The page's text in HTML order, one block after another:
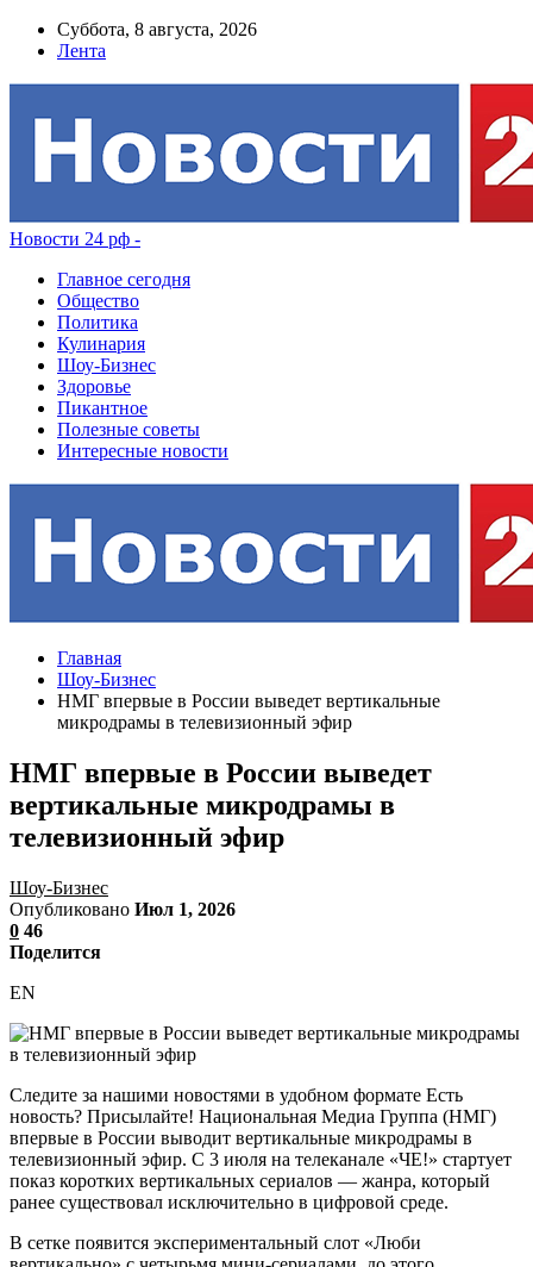
Суббота, 8 августа, 2026
Лента
Новости 24 рф -
Главное сегодня
Общество
Политика
Кулинария
Шоу-Бизнес
Здоровье
Пикантное
Полезные советы
Интересные новости
Главная
Шоу-Бизнес
НМГ впервые в России выведет вертикальные
микродрамы в телевизионный эфир
НМГ впервые в России выведет
вертикальные микродрамы в
телевизионный эфир
Шоу-Бизнес
Опубликовано Июл 1, 2026
0 46
Поделится
EN
Следите за нашими новостями в удобном формате Есть
новость? Присылайте! Национальная Медиа Группа (НМГ)
впервые в России выводит вертикальные микродрамы в
телевизионный эфир. С 3 июля на телеканале «ЧЕ!» стартует
показ коротких вертикальных сериалов — жанра, который
ранее существовал исключительно в цифровой среде.
В сетке появится экспериментальный слот «Люби